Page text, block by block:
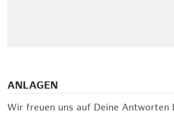
ANLAGEN
Wir freuen uns auf Deine Antworten